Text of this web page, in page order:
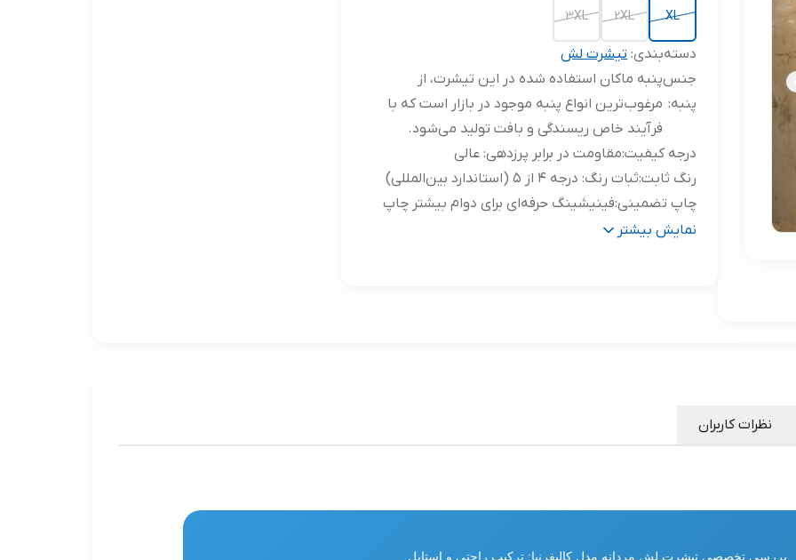
XL
2XL
3XL
دسته‌بندی:تیشرت لش
جنس
پنبه:
پنبه ماکان استفاده شده در این تیشرت، از
مرغوب‌ترین انواع پنبه موجود در بازار است که با
فرآیند خاص ریسندگی و بافت تولید می‌شود.
درجه کیفیت:مقاومت در برابر پرزدهی: عالی
رنگ ثابت:ثبات رنگ: درجه 4 از 5 (استاندارد بین‌المللی)
چاپ تضمینی:فینیشینگ حرفه‌ای برای دوام بیشتر چاپ
پشت چاپ:طرح گرافیکی انحصاری در پشت لباسنمایش بیشتر
نظرات کاربران
بررسی تخصصی تیشرت لش مردانه مدل کالیفرنیا: ترکیب راحتی و استایل